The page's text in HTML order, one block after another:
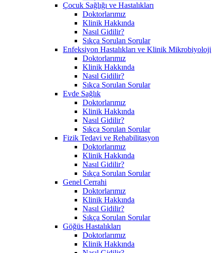
Çocuk Sağlığı ve Hastalıkları
Doktorlarımız
Klinik Hakkında
Nasıl Gidilir?
Sıkça Sorulan Sorular
Enfeksiyon Hastalıkları ve Klinik Mikrobiyoloji
Doktorlarımız
Klinik Hakkında
Nasıl Gidilir?
Sıkça Sorulan Sorular
Evde Sağlık
Doktorlarımız
Klinik Hakkında
Nasıl Gidilir?
Sıkça Sorulan Sorular
Fizik Tedavi ve Rehabilitasyon
Doktorlarımız
Klinik Hakkında
Nasıl Gidilir?
Sıkça Sorulan Sorular
Genel Cerrahi
Doktorlarımız
Klinik Hakkında
Nasıl Gidilir?
Sıkça Sorulan Sorular
Göğüs Hastalıkları
Doktorlarımız
Klinik Hakkında